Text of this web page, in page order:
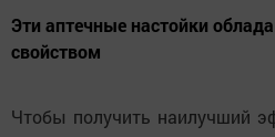
Эти аптечные настойки
свойством
Чтобы получить наилучший